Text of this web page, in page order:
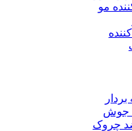
مو
جوش
چروک